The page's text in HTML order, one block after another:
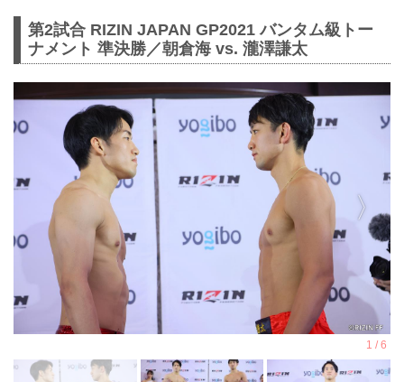
第2試合 RIZIN JAPAN GP2021 バンタム級トー
ナメント 準決勝／朝倉海 vs. 瀧澤謙太